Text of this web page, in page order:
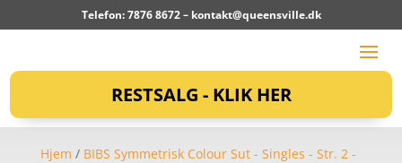
Telefon: 7876 8672 – kontakt@queensville.dk
RESTSALG - KLIK HER
Hjem / BIBS Symmetrisk Colour Sut - Singles - Str. 2 -